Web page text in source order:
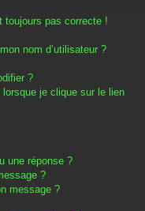
toujours pas correcte !
nom d’utilisateur ?
?
lorsque je clique sur le lien
une réponse ?
?
message ?